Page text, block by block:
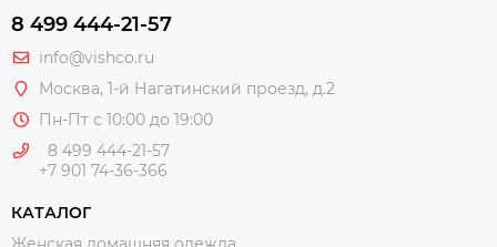
8 499 444-21-57
info@vishco.ru
Москва, 1-й Нагатинский проезд, д.2
Пн-Пт с 10:00 до 19:00
8 499 444-21-57
+7 901 74-36-366
КАТАЛОГ